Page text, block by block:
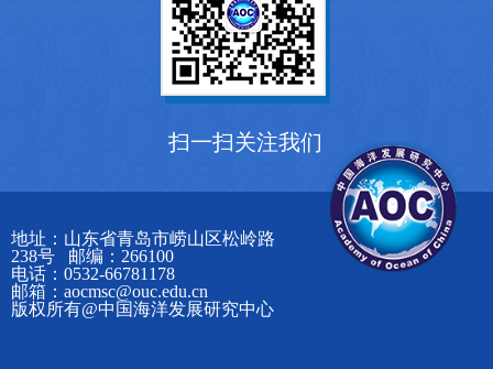
扫一扫关注我们
地址：山东省青岛市崂山区松岭路
238号 邮编：266100
电话：0532-66781178
邮箱：aocmsc@ouc.edu.cn
版权所有@中国海洋发展研究中心